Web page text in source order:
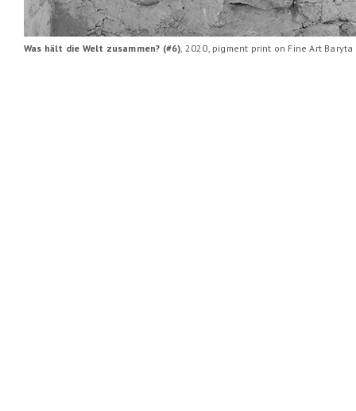
Was hält die Welt zusammen? (#6), 2020, pigment print on Fine Art Baryta